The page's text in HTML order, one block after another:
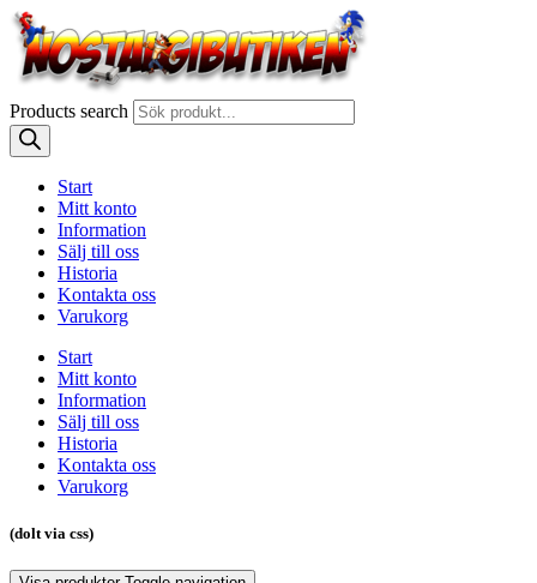
Products search
Start
Mitt konto
Information
Sälj till oss
Historia
Kontakta oss
Varukorg
Start
Mitt konto
Information
Sälj till oss
Historia
Kontakta oss
Varukorg
(dolt via css)